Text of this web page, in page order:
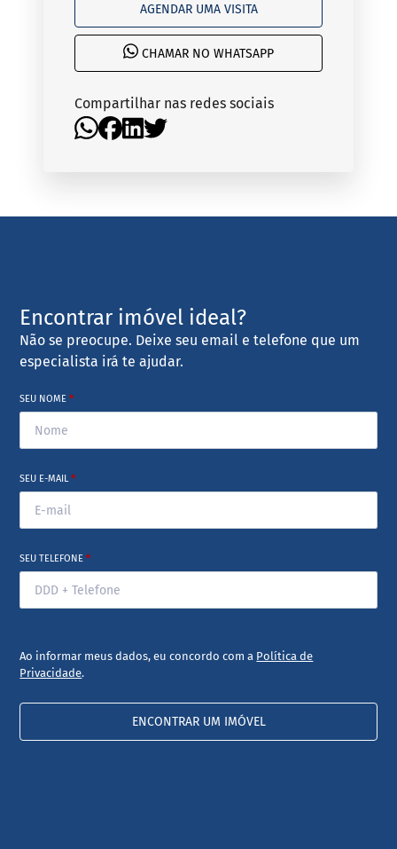
AGENDAR UMA VISITA
CHAMAR NO WHATSAPP
Compartilhar nas redes sociais
Encontrar imóvel ideal?
Não se preocupe. Deixe seu email e telefone que um
especialista irá te ajudar.
SEU NOME*
SEU E-MAIL*
SEU TELEFONE*
Ao informar meus dados, eu concordo com a Política de
Privacidade.
ENCONTRAR UM IMÓVEL